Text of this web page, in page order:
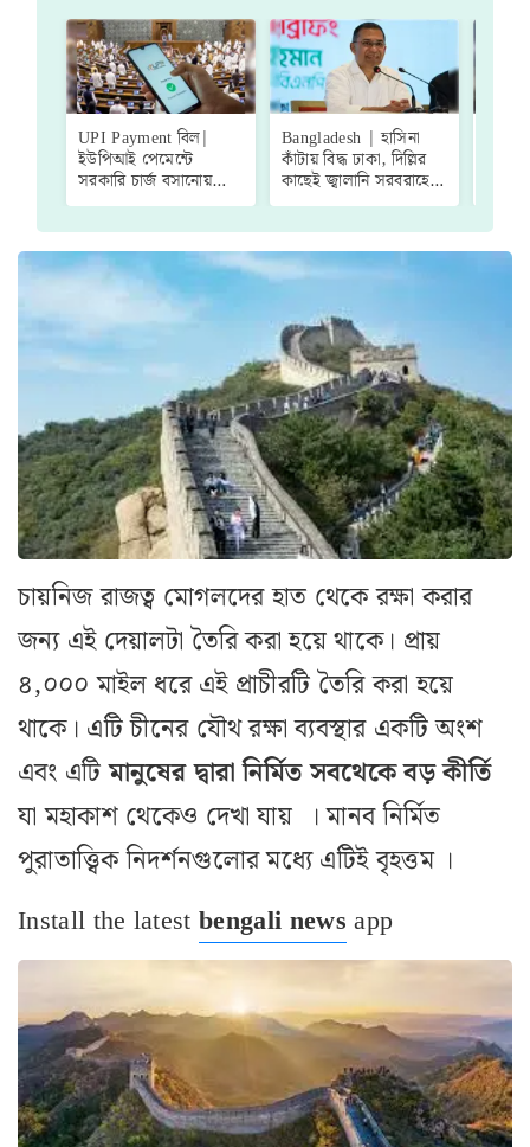
UPI Payment বিল|
ইউপিআই পেমেন্টে
সরকারি চার্জ বসানোয়
'গ্রিন সিগন্যাল', সংশোধনী
Bangladesh | হাসিনা
কাঁটায় বিদ্ধ ঢাকা, দিল্লির
কাছেই জ্বালানি সরবরাহের
অনুরোধ প্রধানমন্ত্রী
চায়নিজ রাজত্ব মোগলদের হাত থেকে রক্ষা করার
জন্য এই দেয়ালটা তৈরি করা হয়ে থাকে। প্রায়
৪,০০০ মাইল ধরে এই প্রাচীরটি তৈরি করা হয়ে
থাকে। এটি চীনের যৌথ রক্ষা ব্যবস্থার একটি অংশ
এবং এটিমানুষের দ্বারা নির্মিত সবথেকে বড় কীর্তি
যা মহাকাশ থেকেও দেখা যায় । মানব নির্মিত
পুরাতাত্ত্বিক নিদর্শনগুলোর মধ্যে এটিই বৃহত্তম ।
Install the latestbengali news app